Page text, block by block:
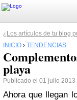
¿Los artículos de tu blog
INICIO › TENDENCIAS
playa
Publicado el 01 julio 2013
Ahora que llegan